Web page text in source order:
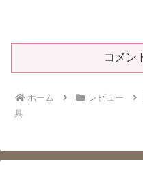
コメン
ホーム レビュー
具